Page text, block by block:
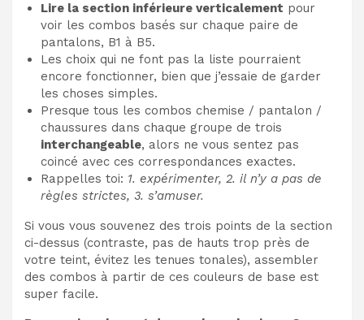
Lire la section inférieure verticalement pour
voir les combos basés sur chaque paire de
pantalons, B1 à B5.
Les choix qui ne font pas la liste pourraient
encore fonctionner, bien que j’essaie de garder
les choses simples.
Presque tous les combos chemise / pantalon /
chaussures dans chaque groupe de trois
interchangeable, alors ne vous sentez pas
coincé avec ces correspondances exactes.
Rappelles toi: 1. expérimenter, 2. il n’y a pas de
règles strictes, 3. s’amuser.
Si vous vous souvenez des trois points de la section
ci-dessus (contraste, pas de hauts trop près de
votre teint, évitez les tenues tonales), assembler
des combos à partir de ces couleurs de base est
super facile.